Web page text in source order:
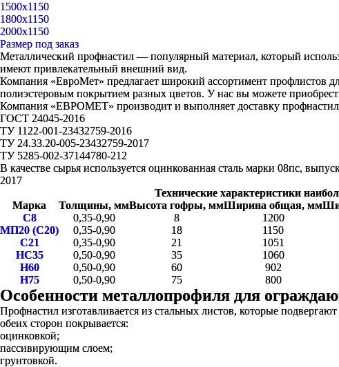
1500х1150
1800х1150
2000х1150
Размер под заказ
Металлический профнастил — популярный материал, который
имеют привлекательный внешний вид.
Компания «ЕвроМет» предлагает широкий ассортимент профлистов
полиэстеровым покрытием разных цветов. У нас вы можете
Компания «ЕВРОМЕТ» производит и выполняет доставку
ГОСТ 24045-2016
ТУ 1122-001-23432759-2016
ТУ 24.33.20-005-23432759-2017
ТУ 5285-002-37144780-212
В качестве сырья используется оцинкованная сталь марки 08пс,
2017
Технические характеристики
Марка
Толщины, ммВысота гофры, ммШирина общая, мм
С8
0,35-0,90 8 1200
МП20 (С20)
0,35-0,90 18 1150
С21
0,35-0,90 21 1051
НС35
0,50-0,90 35 1060
Н60
0,50-0,90 60 902
Н75
0,50-0,90 75 800
Особенности металлопрофиля для
Профнастил изготавливается из стальных листов, которые
обеих сторон покрывается:
оцинковкой;
пассивирующим слоем;
грунтовкой.